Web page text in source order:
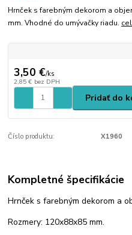
Hrnček s farebným dekorom a
mm. Vhodné do umývačky riadu.
3,50 €/ks
2,85 € bez DPH
Pridať do
Číslo produktu: X1960
Kompletné špecifikácie
Hrnček s farebným dekorom a
Rozmery: 120x88x85 mm.